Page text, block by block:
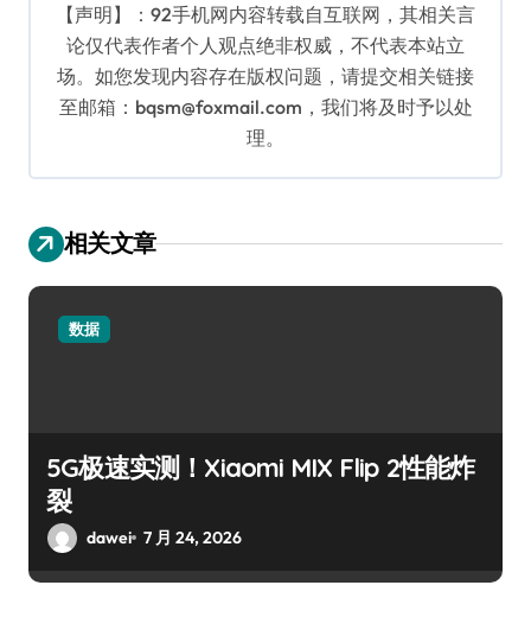
【声明】：92手机网内容转载自互联网，其相关言
论仅代表作者个人观点绝非权威，不代表本站立
场。如您发现内容存在版权问题，请提交相关链接
至邮箱：bqsm@foxmail.com，我们将及时予以处
理。
相关文章
数据
5G极速实测！Xiaomi MIX Flip 2性能炸
裂
dawei 7 月 24, 2026